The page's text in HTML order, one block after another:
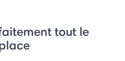
tout le